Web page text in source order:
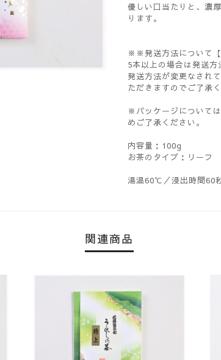
優しい口当たりと、濃
ります。
※※発送方法について
5本以上の場合は発送
発送方法が変更なされ
ただきますのでご了承く
※パッケージについて
めご了承ください。
内容量：100g
お茶のタイプ：リーフ
湯温60℃／浸出時間60
関連商品